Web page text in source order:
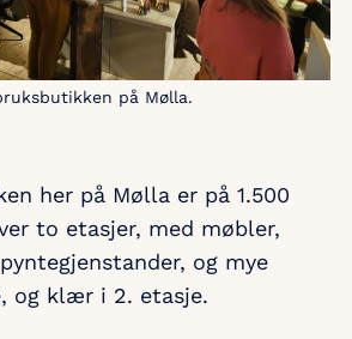
på Mølla.
her på Mølla er på 1.500
to etasjer, med møbler,
og mye
og klær i 2. etasje.